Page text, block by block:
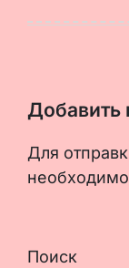
Добавить
Для
необходимо
Поиск